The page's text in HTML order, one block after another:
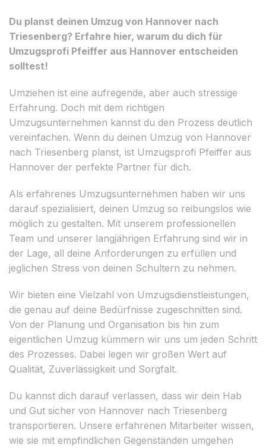
Du planst deinen Umzug von Hannover nach
Triesenberg? Erfahre hier, warum du dich für
Umzugsprofi Pfeiffer aus Hannover entscheiden
solltest!
Umziehen ist eine aufregende, aber auch stressige
Erfahrung. Doch mit dem richtigen
Umzugsunternehmen kannst du den Prozess deutlich
vereinfachen. Wenn du deinen Umzug von Hannover
nach Triesenberg planst, ist Umzugsprofi Pfeiffer aus
Hannover der perfekte Partner für dich.
Als erfahrenes Umzugsunternehmen haben wir uns
darauf spezialisiert, deinen Umzug so reibungslos wie
möglich zu gestalten. Mit unserem professionellen
Team und unserer langjährigen Erfahrung sind wir in
der Lage, all deine Anforderungen zu erfüllen und
jeglichen Stress von deinen Schultern zu nehmen.
Wir bieten eine Vielzahl von Umzugsdienstleistungen,
die genau auf deine Bedürfnisse zugeschnitten sind.
Von der Planung und Organisation bis hin zum
eigentlichen Umzug kümmern wir uns um jeden Schritt
des Prozesses. Dabei legen wir großen Wert auf
Qualität, Zuverlässigkeit und Sorgfalt.
Du kannst dich darauf verlassen, dass wir dein Hab
und Gut sicher von Hannover nach Triesenberg
transportieren. Unsere erfahrenen Mitarbeiter wissen,
wie sie mit empfindlichen Gegenständen umgehen